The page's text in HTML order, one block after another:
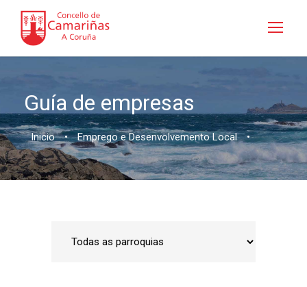
Guía de empresas
Inicio • Emprego e Desenvolvemento Local •